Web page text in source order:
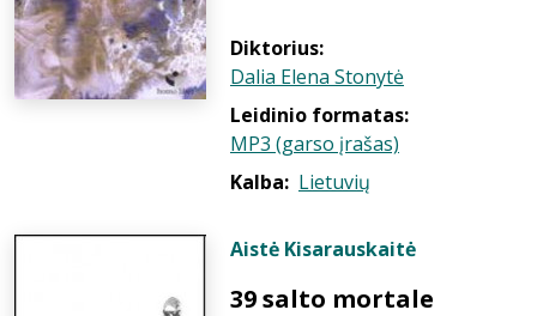
Diktorius:
Dalia Elena Stonytė
Leidinio formatas:
MP3 (garso įrašas)
Kalba: Lietuvių
Aistė Kisarauskaitė
39 salto mortale